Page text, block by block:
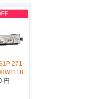
271-
円